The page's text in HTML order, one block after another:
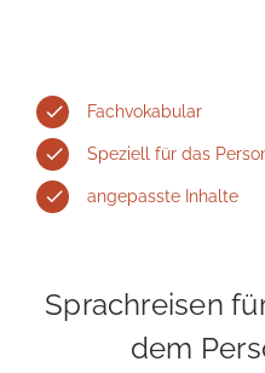
Fachvokabular
Speziell für das
angepasste Inhalte
Sprachreisen
dem